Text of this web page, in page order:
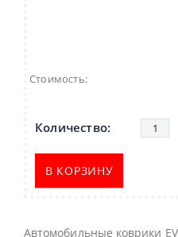
Стоимость:
В КОРЗИНУ
Автомобильные коврики